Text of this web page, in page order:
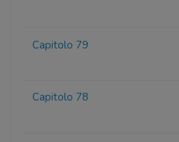
Capitolo 79
Capitolo 78